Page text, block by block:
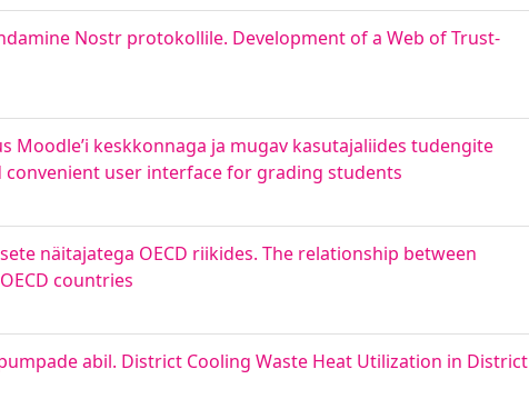
Nostr protokollile. Development of a Web of Trust-
keskkonnaga ja mugav kasutajaliides tudengite
user interface for grading students
näitajatega OECD riikides. The relationship between
countries
abil. District Cooling Waste Heat Utilization in District